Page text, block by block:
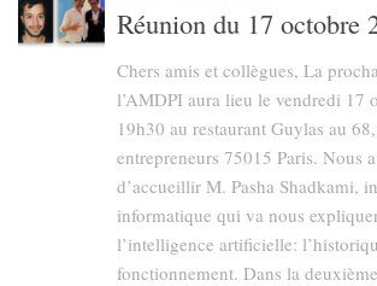
Réunion du 17 octobre
Chers amis et collègues, La
l’AMDPI aura lieu le vendredi 17
19h30 au restaurant Guylas au
entrepreneurs 75015 Paris. Nous
d’accueillir M. Pasha Shadkami,
informatique qui va nous
l’intelligence artificielle:
fonctionnement. Dans la